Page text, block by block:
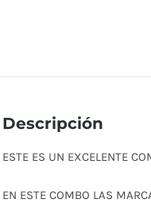
Descripción
ESTE ES UN EXCELENTE
EN ESTE COMBO LAS